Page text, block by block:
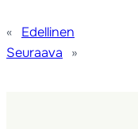
«
Edellinen
Seuraava
»